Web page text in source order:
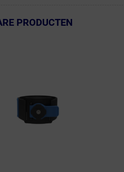
PRODUCTEN